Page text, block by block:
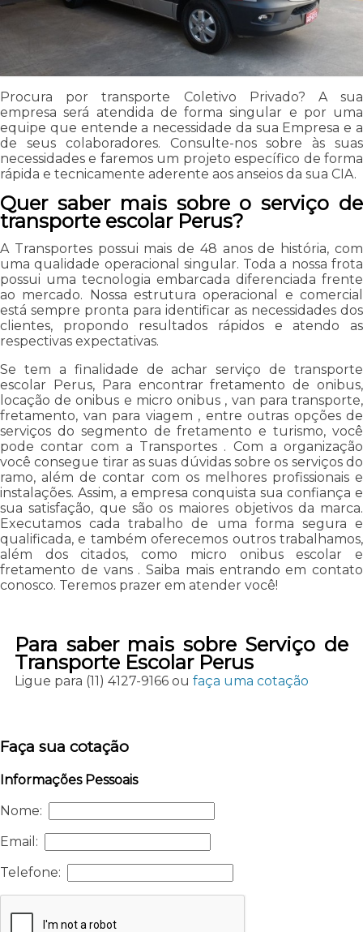
Procura por transporte Coletivo Privado? A sua
empresa será atendida de forma singular e por uma
equipe que entende a necessidade da sua Empresa e a
de seus colaboradores. Consulte-nos sobre às suas
necessidades e faremos um projeto específico de forma
rápida e tecnicamente aderente aos anseios da sua CIA.
Quer saber mais sobre o serviço de
transporte escolar Perus?
A Transportes possui mais de 48 anos de história, com
uma qualidade operacional singular. Toda a nossa frota
possui uma tecnologia embarcada diferenciada frente
ao mercado. Nossa estrutura operacional e comercial
está sempre pronta para identificar as necessidades dos
clientes, propondo resultados rápidos e atendo as
respectivas expectativas.
Se tem a finalidade de achar serviço de transporte
escolar Perus, Para encontrar fretamento de onibus,
locação de onibus e micro onibus , van para transporte,
fretamento, van para viagem , entre outras opções de
serviços do segmento de fretamento e turismo, você
pode contar com a Transportes . Com a organização
você consegue tirar as suas dúvidas sobre os serviços do
ramo, além de contar com os melhores profissionais e
instalações. Assim, a empresa conquista sua confiança e
sua satisfação, que são os maiores objetivos da marca.
Executamos cada trabalho de uma forma segura e
qualificada, e também oferecemos outros trabalhamos,
além dos citados, como micro onibus escolar e
fretamento de vans . Saiba mais entrando em contato
conosco. Teremos prazer em atender você!
Para saber mais sobre Serviço de
Transporte Escolar Perus
Ligue para (11) 4127-9166ou faça uma cotação
Faça sua cotação
Informações Pessoais
Nome:
Email:
Telefone: